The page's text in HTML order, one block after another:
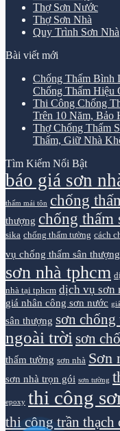
Thợ Sơn Nước
Thợ Sơn Nhà
Quy Trình Sơn Nhà
Bài viết mới
Chống Thấm Bình
Chống Thấm Hiệu
Thi Công Chống
Trên 10 Năm, Bảo
Thợ Chống Thấm
Thấm, Giữ Nhà
Tìm Kiếm Nổi Bật
báo giá sơn
thấm mái tôn chống
thượng chống thấm
sika chống thấm tường cách
vụ chống thấm sân thượng
sơn nhà tphcm
nhà tại tphcm dịch vụ sơn
giá nhân công sơn nước
sân thượng sơn chống
ngoài trời sơn
thấm tường sơn nhà Sơn
sơn nhà trọn gói sơn tường
epoxy thi công
thi công trần thạch